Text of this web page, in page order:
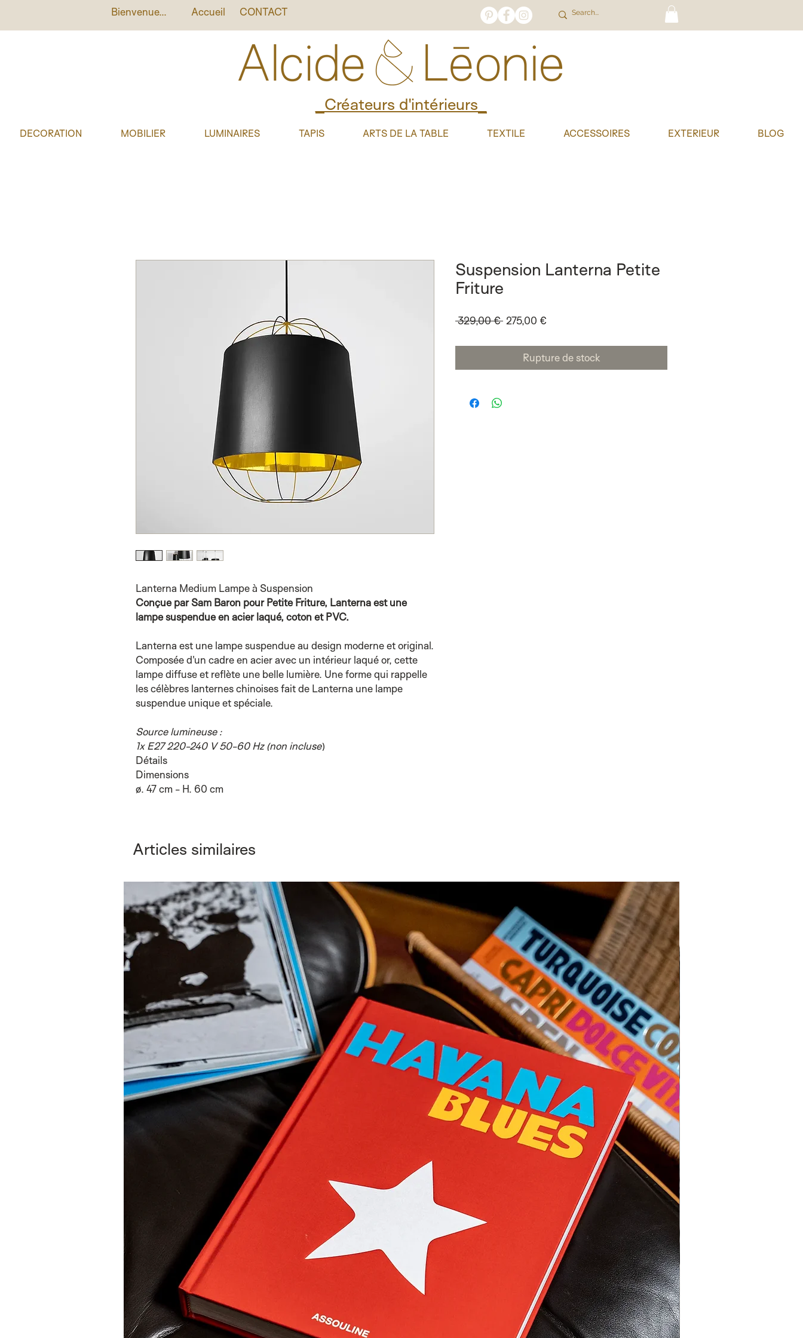
Bienvenue... Accueil CONTACT
_Créateurs d'intérieurs_
DECORATION MOBILIER LUMINAIRES TAPIS ARTS DE LA TABLE TEXTILE ACCESSOIRES EXTERIEUR BLOG
Lanterna Medium Lampe à Suspension
Conçue par Sam Baron pour Petite Friture, Lanterna est une
lampe suspendue en acier laqué, coton et PVC.
Lanterna est une lampe suspendue au design moderne et original.
Composée d'un cadre en acier avec un intérieur laqué or, cette
lampe diffuse et reflète une belle lumière. Une forme qui rappelle
les célèbres lanternes chinoises fait de Lanterna une lampe
suspendue unique et spéciale.
Sourcelumineuse :
1x E27 220-240 V 50-60 Hz (non incluse)
Détails
Dimensions
ø. 47 cm - H. 60 cm
Suspension Lanterna Petite
Friture
329,00 € Prix
275,00 €
Rupture de stock
Articles similaires